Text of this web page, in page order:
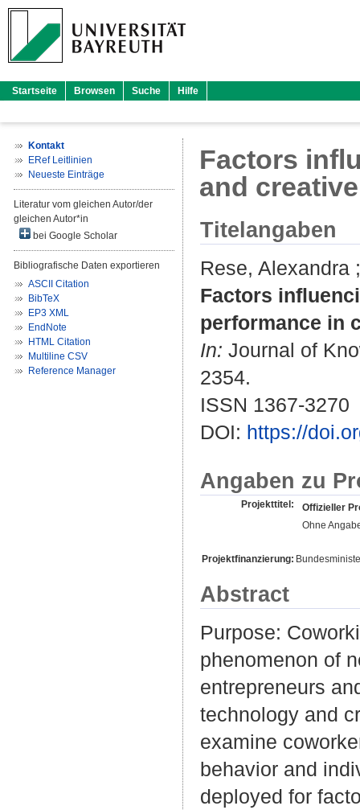
Startseite Browsen Suche Hilfe
Kontakt
ERef Leitlinien
Neueste Einträge
Literatur vom gleichen Autor/der
gleichen Autor*in
bei Google Scholar
Bibliografische Daten exportieren
ASCII Citation
BibTeX
EP3 XML
EndNote
HTML Citation
Multiline CSV
Reference Manager
Factors
and
Titelangaben
Rese, Alexandra
Factors
performance in
In: Journal of
2354.
ISSN 1367-3270
DOI: https://
Angaben zu
Projekttitel:
Offizieller
Ohne
Projektfinanzierung:
Abstract
Purpose:
phenomenon of
entrepreneurs
technology and
examine
behavior and
deployed for